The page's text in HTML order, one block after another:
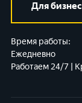
Для
Время работы:
Ежедневно
Работаем 24/7 |